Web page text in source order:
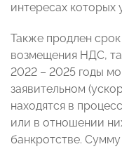
интересах которых
Также продлен
возмещения НДС,
2022 – 2025 годы
заявительном
находятся в
или в отношении
банкротстве.